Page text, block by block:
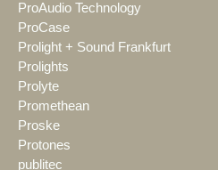
ProAudio Technology
ProCase
Prolight + Sound Frankfurt
Prolights
Prolyte
Promethean
Proske
Protones
publitec